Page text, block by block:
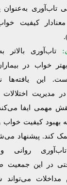
تاب‌آوری به‌عنوان
کیفیت
تاب‌آوری بالاتر
خواب در
این یافته‌ها
مدیریت
مهمی ایفا
بهبود کیفیت
کند. پیشنهاد
روانی
در این جمعیت
مداخلات